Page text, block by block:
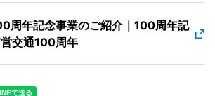
周年記念事業のご紹介｜100周年記
交通100周年